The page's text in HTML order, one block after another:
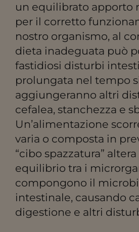
un equilibrato apporto
per il corretto
nostro organismo, al
dieta inadeguata può
fastidiosi disturbi
prolungata nel tempo
aggiungeranno altri
cefalea, stanchezza e
Un’alimentazione
varia o composta in
“cibo spazzatura”
equilibrio tra i
compongono il
intestinale, causando
digestione e altri